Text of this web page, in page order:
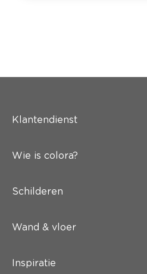
Klantendienst
Wie is colora?
Schilderen
Wand & vloer
Inspiratie